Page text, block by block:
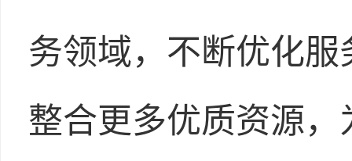
务领域，不断优化
整合更多优质资源